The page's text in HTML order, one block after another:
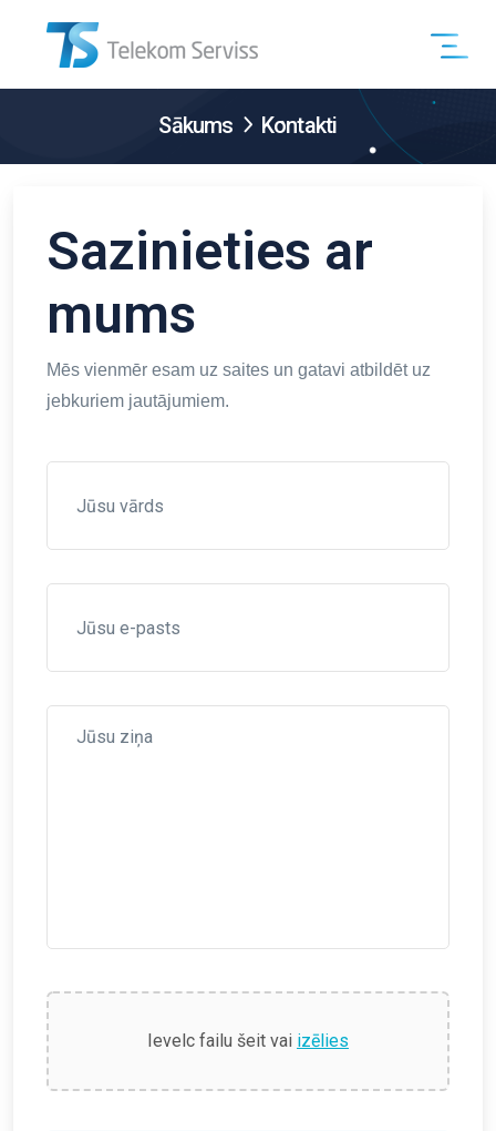
Sākums Kontakti
Sazinieties ar
mums
Mēs vienmēr esam uz saites un gatavi atbildēt uz
jebkuriem jautājumiem.
Ievelc failu šeit vai izēlies